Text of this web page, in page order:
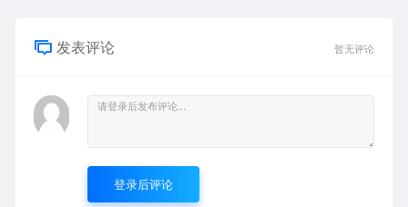
发表评论 暂无评论
登录后评论